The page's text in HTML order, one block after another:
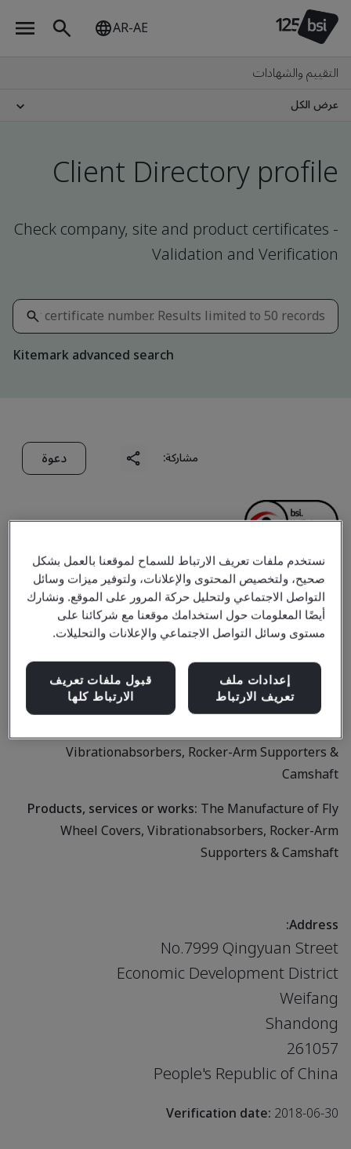
AR-AE
التقييم والشهادات
عرض الكل
Client Directory profile
Check company, site and product certificates -
Validation and Verification
Kitemark advanced search
مشاركة: دعوة
Shandong Guangda
Machinery
Manufacturing Co., Ltd.
Business scope:The Manufacture of Fly Wheel Covers,
Vibrationabsorbers, Rocker-Arm Supporters &
Camshaft
Products, services or works:The Manufacture of Fly
Wheel Covers, Vibrationabsorbers, Rocker-Arm
Supporters & Camshaft
Address:
No.7999 Qingyuan Street
Economic Development District
Weifang
Shandong
261057
People's Republic of China
Verification date:2018-06-30
نستخدم ملفات تعريف الارتباط للسماح لموقعنا بالعمل بشكل
صحيح، ولتخصيص المحتوى والإعلانات، ولتوفير ميزات وسائل
التواصل الاجتماعي ولتحليل حركة المرور على الموقع. ونشارك
أيضًا المعلومات حول استخدامك موقعنا مع شركائنا على
مستوى وسائل التواصل الاجتماعي والإعلانات والتحليلات.
إعدادات ملف
تعريف الارتباط
قبول ملفات تعريف
الارتباط كلها